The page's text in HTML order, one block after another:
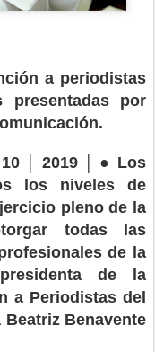
a periodistas
presentadas por
│ 2019 │ ● Los
los niveles de
pleno de la
todas las
de la
de la
a Periodistas del
Benavente